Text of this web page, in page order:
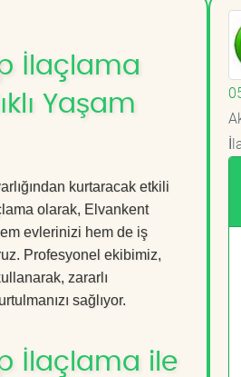
İlaçlama
Yaşam
kurtaracak etkili
olarak, Elvankent
evlerinizi hem de iş
Profesyonel ekibimiz,
zararlı
sağlıyor.
İlaçlama ile